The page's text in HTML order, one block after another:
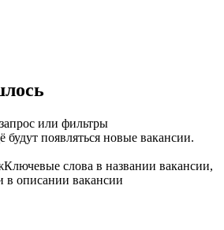
или фильтры
появляться новые вакансии.
Ключевые слова в названии вакансии,
в описании вакансии